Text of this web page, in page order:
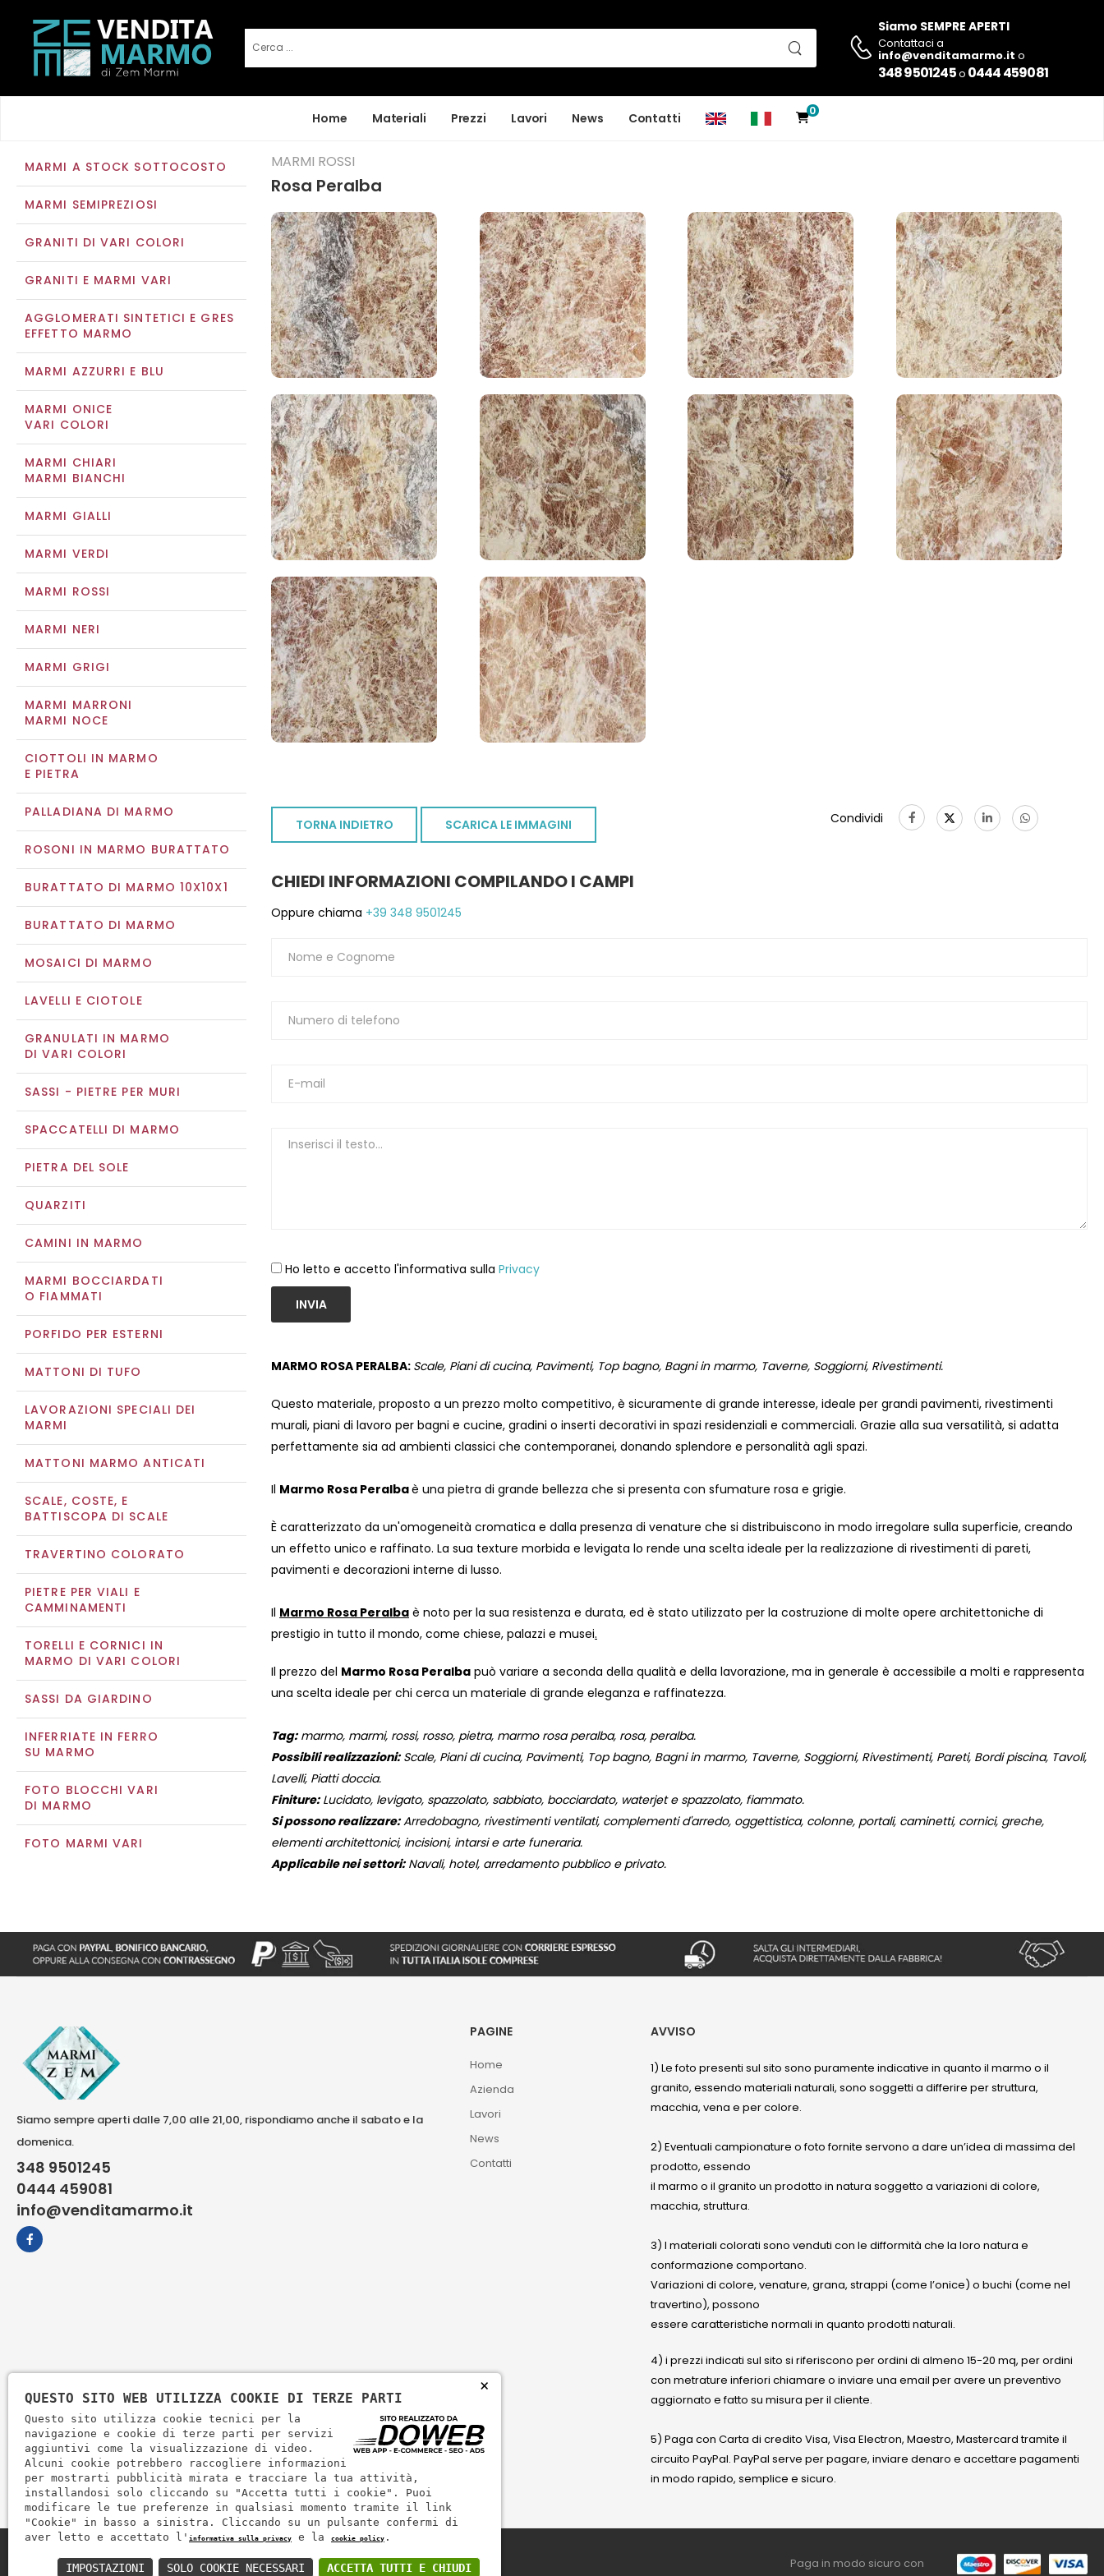
Siamo SEMPRE APERTI
Contattaci a
info@venditamarmo.it o
348 9501245o 0444 459081
Home Materiali Prezzi Lavori News Contatti 0
MARMI A STOCK SOTTOCOSTO
MARMI SEMIPREZIOSI
GRANITI DI VARI COLORI
GRANITI E MARMI VARI
AGGLOMERATI SINTETICI E GRES
EFFETTO MARMO
MARMI AZZURRI E BLU
MARMI ONICE
VARI COLORI
MARMI CHIARI
MARMI BIANCHI
MARMI GIALLI
MARMI VERDI
MARMI ROSSI
MARMI NERI
MARMI GRIGI
MARMI MARRONI
MARMI NOCE
CIOTTOLI IN MARMO
E PIETRA
PALLADIANA DI MARMO
ROSONI IN MARMO BURATTATO
BURATTATO DI MARMO 10X10X1
BURATTATO DI MARMO
MOSAICI DI MARMO
LAVELLI E CIOTOLE
GRANULATI IN MARMO
DI VARI COLORI
SASSI - PIETRE PER MURI
SPACCATELLI DI MARMO
PIETRA DEL SOLE
QUARZITI
CAMINI IN MARMO
MARMI BOCCIARDATI
O FIAMMATI
PORFIDO PER ESTERNI
MATTONI DI TUFO
LAVORAZIONI SPECIALI DEI
MARMI
MATTONI MARMO ANTICATI
SCALE, COSTE, E
BATTISCOPA DI SCALE
TRAVERTINO COLORATO
PIETRE PER VIALI E
CAMMINAMENTI
TORELLI E CORNICI IN
MARMO DI VARI COLORI
SASSI DA GIARDINO
INFERRIATE IN FERRO
SU MARMO
FOTO BLOCCHI VARI
DI MARMO
FOTO MARMI VARI
MARMI ROSSI
Rosa Peralba
TORNA INDIETRO SCARICA LE IMMAGINI Condividi
CHIEDI INFORMAZIONI COMPILANDO I CAMPI
Oppure chiama +39 348 9501245
Ho letto e accetto l'informativa sulla Privacy
INVIA
MARMO ROSA PERALBA: Scale, Piani di cucina, Pavimenti, Top bagno, Bagni in marmo, Taverne, Soggiorni, Rivestimenti.
Questo materiale, proposto a un prezzo molto competitivo, è sicuramente di grande interesse, ideale per grandi pavimenti, rivestimenti
murali, piani di lavoro per bagni e cucine, gradini o inserti decorativi in ​​spazi residenziali e commerciali. Grazie alla sua versatilità, si adatta
perfettamente sia ad ambienti classici che contemporanei, donando splendore e personalità agli spazi.
Il Marmo Rosa Peralbaè una pietra di grande bellezza che si presenta con sfumature rosa e grigie.
È caratterizzato da un'omogeneità cromatica e dalla presenza di venature che si distribuiscono in modo irregolare sulla superficie, creando
un effetto unico e raffinato. La sua texture morbida e levigata lo rende una scelta ideale per la realizzazione di rivestimenti di pareti,
pavimenti e decorazioni interne di lusso.
Il Marmo Rosa Peralba è noto per la sua resistenza e durata, ed è stato utilizzato per la costruzione di molte opere architettoniche di
prestigio in tutto il mondo, come chiese, palazzi e musei.
Il prezzo del Marmo Rosa Peralba può variare a seconda della qualità e della lavorazione, ma in generale è accessibile a molti e rappresenta
una scelta ideale per chi cerca un materiale di grande eleganza e raffinatezza.
Tag:marmo, marmi, rossi, rosso, pietra, marmo rosa peralba, rosa, peralba.
Possibili realizzazioni:Scale, Piani di cucina, Pavimenti, Top bagno, Bagni in marmo, Taverne, Soggiorni, Rivestimenti, Pareti, Bordi piscina, Tavoli,
Lavelli, Piatti doccia.
Finiture:Lucidato, levigato, spazzolato, sabbiato, bocciardato, waterjet e spazzolato, fiammato.
Si possono realizzare:Arredobagno, rivestimenti ventilati, complementi d'arredo, oggettistica, colonne, portali, caminetti, cornici, greche,
elementi architettonici, incisioni, intarsi e arte funeraria.
Applicabile nei settori:Navali, hotel, arredamento pubblico e privato.
Siamo sempre aperti dalle 7,00 alle 21,00, rispondiamo anche il sabato e la
domenica.
348 9501245
0444 459081
info@venditamarmo.it
PAGINE
Home
Azienda
Lavori
News
Contatti
AVVISO
1) Le foto presenti sul sito sono puramente indicative in quanto il marmo o il
granito, essendo materiali naturali, sono soggetti a differire per struttura,
macchia, vena e per colore.
2) Eventuali campionature o foto fornite servono a dare un’idea di massima del
prodotto, essendo
il marmo o il granito un prodotto in natura soggetto a variazioni di colore,
macchia, struttura.
3) I materiali colorati sono venduti con le difformità che la loro natura e
conformazione comportano.
Variazioni di colore, venature, grana, strappi (come l’onice) o buchi (come nel
travertino), possono
essere caratteristiche normali in quanto prodotti naturali.
4) i prezzi indicati sul sito si riferiscono per ordini di almeno 15-20 mq, per ordini
con metrature inferiori chiamare o inviare una email per avere un preventivo
aggiornato e fatto su misura per il cliente.
5) Paga con Carta di credito Visa, Visa Electron, Maestro, Mastercard tramite il
circuito PayPal. PayPal serve per pagare, inviare denaro e accettare pagamenti
in modo rapido, semplice e sicuro.
Zem Marmi P.I. 03463990246 Paga in modo sicuro con
×
QUESTO SITO WEB UTILIZZA COOKIE DI TERZE PARTI
Questo sito utilizza cookie tecnici per la
navigazione e cookie di terze parti per servizi
aggiuntivi come la visualizzazione di video.
Alcuni cookie potrebbero raccogliere informazioni
per mostrarti pubblicità mirata e tracciare la tua attività,
installandosi solo cliccando su "Accetta tutti i cookie". Puoi
modificare le tue preferenze in qualsiasi momento tramite il link
"Cookie" in basso a sinistra. Cliccando su un pulsante confermi di
aver letto e accettato l' informativa sulla privacy e la cookie policy .
ACCETTA TUTTI E CHIUDI
SOLO COOKIE NECESSARI
IMPOSTAZIONI